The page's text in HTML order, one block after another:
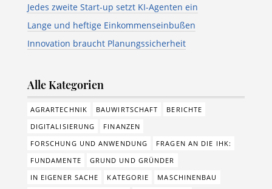
Jedes zweite Start-up setzt KI-Agenten ein
Lange und heftige Einkommenseinbußen
Innovation braucht Planungssicherheit
Alle Kategorien
AGRARTECHNIK BAUWIRTSCHAFT
BERICHTE
DIGITALISIERUNG
FINANZEN
FORSCHUNG UND ANWENDUNG
FRAGEN AN DIE IHK:
FUNDAMENTE
GRUND UND GRÜNDER
IN EIGENER SACHE
KATEGORIE
MASCHINENBAU